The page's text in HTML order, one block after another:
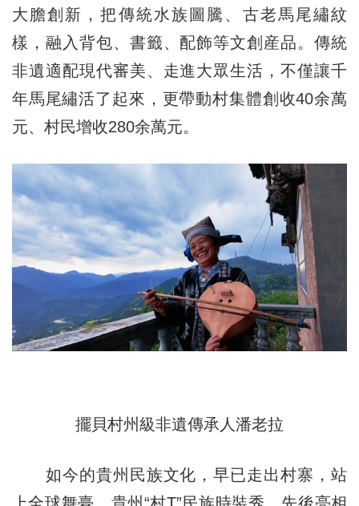
大膽創新，把傳統水族圖騰、古老馬尾繡紋
樣，融入背包、書籤、配飾等文創産品。傳統
非遺適配現代審美、走進大眾生活，不僅讓千
年馬尾繡活了起來，更帶動村集體創收40余萬
元、村民增收280余萬元。
擺貝村州級非遺傳承人潘老拉
如今的貴州民族文化，早已走出村寨，站